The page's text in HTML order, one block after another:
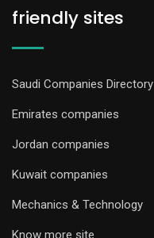
friendly sites
Saudi Companies Directory
Emirates companies
Jordan companies
Kuwait companies
Mechanics & Technology
Know more site